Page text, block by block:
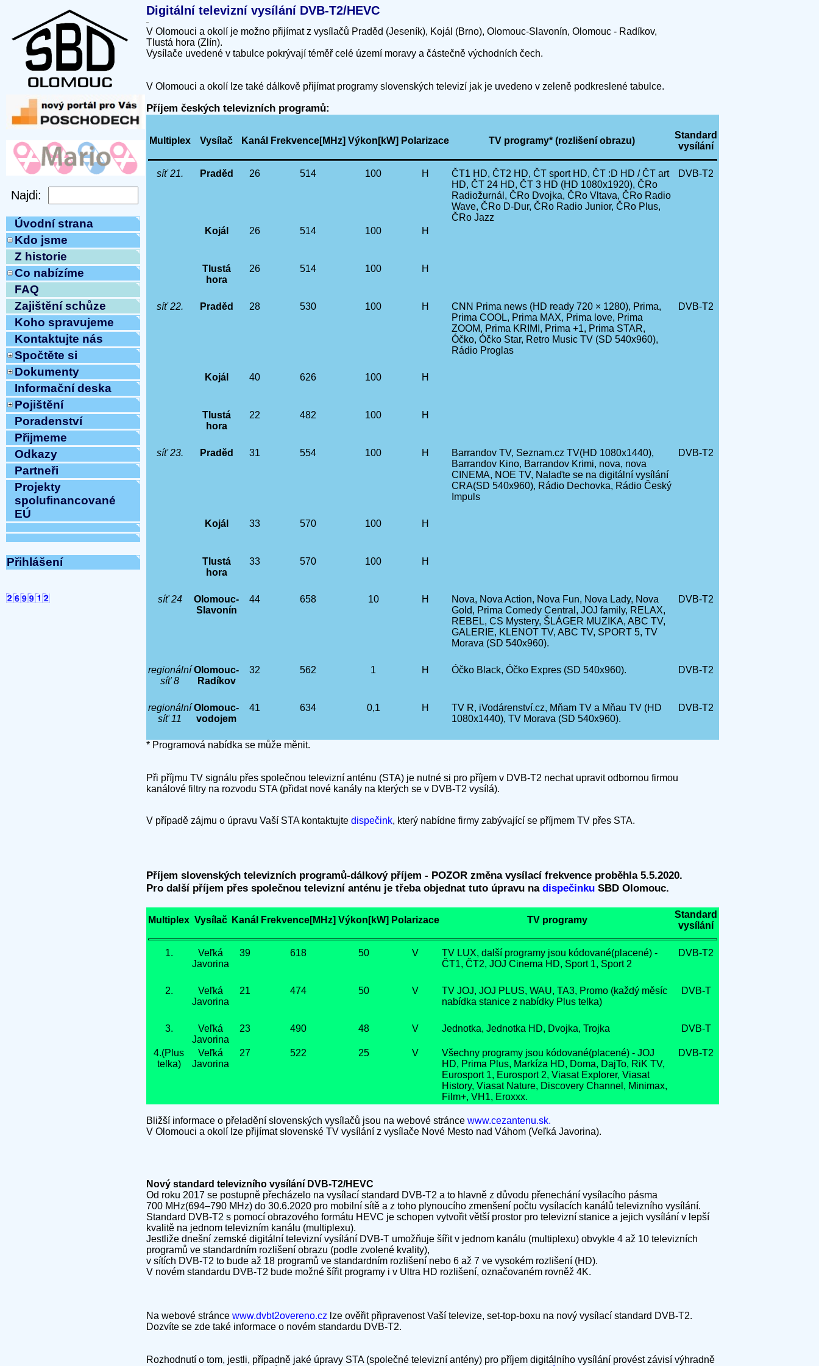
Úvodní strana
Kdo jsme
Z historie
Co nabízíme
FAQ
Zajištění schůze
Koho spravujeme
Kontaktujte nás
Spočtěte si
Dokumenty
Informační deska
Pojištění
Poradenství
Přijmeme
Odkazy
Partneři
Projekty
spolufinancované
EÚ
Přihlášení
Digitální televizní vysílání DVB-T2/HEVC
V Olomouci a okolí je možno přijímat z vysílačů Praděd (Jeseník), Kojál (Brno), Olomouc-Slavonín, Olomouc - Radíkov,
Tlustá hora (Zlín).
Vysílače uvedené v tabulce pokrývají téměř celé území moravy a částečně východních čech.
V Olomouci a okolí lze také dálkově přijímat programy slovenských televizí jak je uvedeno v zeleně podkreslené tabulce.
Příjem českých televizních programů:
Multiplex Vysílač Kanál Frekvence[MHz] Výkon[kW] Polarizace TV programy* (rozlišení obrazu)
Standard
vysílání
síť 21. Praděd 26 514 100 H
ČT1 HD, ČT2 HD, ČT sport HD, ČT :D HD / ČT art
HD, ČT 24 HD, ČT 3 HD (HD 1080x1920), ČRo
Radiožurnál, ČRo Dvojka, ČRo Vltava, ČRo Radio
Wave, ČRo D-Dur, ČRo Radio Junior, ČRo Plus,
ČRo Jazz
DVB-T2
Kojál 26 514 100 H
Tlustá
hora
26 514 100 H
síť 22. Praděd 28 530 100 H
CNN Prima news (HD ready 720 × 1280), Prima,
Prima COOL, Prima MAX, Prima love, Prima
ZOOM, Prima KRIMI, Prima +1, Prima STAR,
Óčko, Óčko Star, Retro Music TV (SD 540x960),
Rádio Proglas
DVB-T2
Kojál 40 626 100 H
Tlustá
hora
22 482 100 H
síť 23. Praděd 31 554 100 H
Barrandov TV, Seznam.cz TV(HD 1080x1440),
Barrandov Kino, Barrandov Krimi, nova, nova
CINEMA, NOE TV, Nalaďte se na digitální vysílání
CRA(SD 540x960), Rádio Dechovka, Rádio Český
Impuls
DVB-T2
Kojál 33 570 100 H
Tlustá
hora
33 570 100 H
síť 24
Olomouc-
Slavonín
44 658 10 H
Nova, Nova Action, Nova Fun, Nova Lady, Nova
Gold, Prima Comedy Central, JOJ family, RELAX,
REBEL, CS Mystery, ŠLÁGER MUZIKA, ABC TV,
GALERIE, KLENOT TV, ABC TV, SPORT 5, TV
Morava (SD 540x960).
DVB-T2
regionální
síť 8
Olomouc-
Radíkov
32 562 1 H Óčko Black, Óčko Expres (SD 540x960). DVB-T2
regionální
síť 11
Olomouc-
vodojem
41 634 0,1 H
TV R, iVodárenství.cz, Mňam TV a Mňau TV (HD
1080x1440), TV Morava (SD 540x960).
DVB-T2
* Programová nabídka se může měnit.
Při příjmu TV signálu přes společnou televizní anténu (STA) je nutné si pro příjem v DVB-T2 nechat upravit odbornou firmou
kanálové filtry na rozvodu STA (přidat nové kanály na kterých se v DVB-T2 vysílá).
V případě zájmu o úpravu Vaší STA kontaktujte dispečink, který nabídne firmy zabývající se příjmem TV přes STA.
Příjem slovenských televizních programů-dálkový příjem - POZOR změna vysílací frekvence proběhla 5.5.2020.
Pro další příjem přes společnou televizní anténu je třeba objednat tuto úpravu na dispečinku SBD Olomouc.
Multiplex Vysílač Kanál Frekvence[MHz] Výkon[kW] Polarizace TV programy
Standard
vysílání
1.
Veľká
Javorina
39 618 50 V
TV LUX, další programy jsou kódované(placené) -
ČT1, ČT2, JOJ Cinema HD, Sport 1, Sport 2
DVB-T2
2.
Veľká
Javorina
21 474 50 V
TV JOJ, JOJ PLUS, WAU, TA3, Promo (každý měsíc
nabídka stanice z nabídky Plus telka)
DVB-T
3.
Veľká
Javorina
23 490 48 V Jednotka, Jednotka HD, Dvojka, Trojka DVB-T
4.(Plus
telka)
Veľká
Javorina
27 522 25 V
Všechny programy jsou kódované(placené) - JOJ
HD, Prima Plus, Markíza HD, Doma, DajTo, RiK TV,
Eurosport 1, Eurosport 2, Viasat Explorer, Viasat
History, Viasat Nature, Discovery Channel, Minimax,
Film+, VH1, Eroxxx.
DVB-T2
Bližší informace o přeladění slovenských vysílačů jsou na webové stránce www.cezantenu.sk.
V Olomouci a okolí lze přijímat slovenské TV vysílání z vysílače Nové Mesto nad Váhom (Veľká Javorina).
Nový standard televizního vysílání DVB-T2/HEVC
Od roku 2017 se postupně přecházelo na vysílací standard DVB-T2 a to hlavně z důvodu přenechání vysílacího pásma
700 MHz(694–790 MHz) do 30.6.2020 pro mobilní sítě a z toho plynoucího zmenšení počtu vysílacích kanálů televizního vysílání.
Standard DVB-T2 s pomocí obrazového formátu HEVC je schopen vytvořit větší prostor pro televizní stanice a jejich vysílání v lepší
kvalitě na jednom televizním kanálu (multiplexu).
Jestliže dnešní zemské digitální televizní vysílání DVB-T umožňuje šířit v jednom kanálu (multiplexu) obvykle 4 až 10 televizních
programů ve standardním rozlišení obrazu (podle zvolené kvality),
v sítích DVB-T2 to bude až 18 programů ve standardním rozlišení nebo 6 až 7 ve vysokém rozlišení (HD).
V novém standardu DVB-T2 bude možné šířit programy i v Ultra HD rozlišení, označovaném rovněž 4K.
Na webové stránce www.dvbt2overeno.cz lze ověřit připravenost Vaší televize, set-top-boxu na nový vysílací standard DVB-T2.
Dozvíte se zde také informace o novém standardu DVB-T2.
Rozhodnutí o tom, jestli, případně jaké úpravy STA (společné televizní antény) pro příjem digitálního vysílání provést závisí výhradně